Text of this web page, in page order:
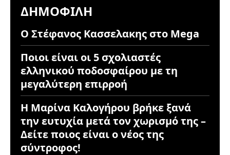
ΔΗΜΟΦΙΛΉ
Ο Στέφανος Κασσελακης στο Mega
Ποιοι είναι οι 5 σχολιαστές
ελληνικού ποδοσφαίρου με τη
μεγαλύτερη επιρροή
Η Μαρίνα Καλογήρου βρήκε ξανά
την ευτυχία μετά τον χωρισμό της –
Δείτε ποιος είναι ο νέος της
σύντροφος!